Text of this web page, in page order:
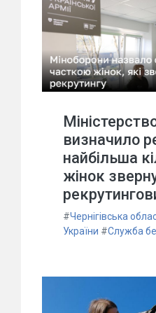
визначило
найбільша
жінок
#Чернігівська
України #Служба